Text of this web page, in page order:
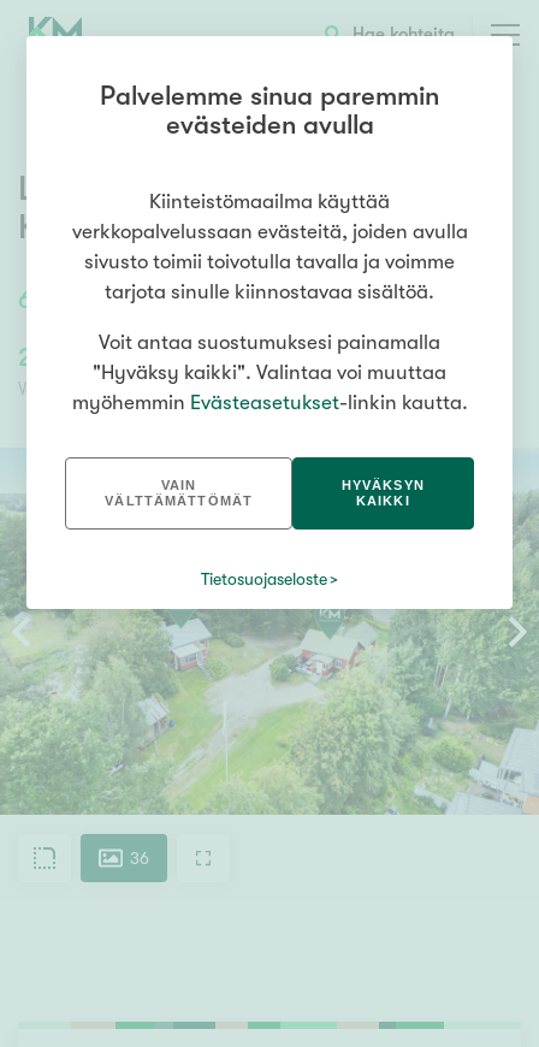
Hae kohteita
65 2h, keittiö ja saunarakennus
Lustbackantie 4,Överby
Kirkkonummi
239 000,00 €
Velaton hinta
239 000,00 €
36
Palvelemme sinua paremmin
evästeiden avulla
Kiinteistömaailma käyttää
verkkopalvelussaan evästeitä, joiden avulla
sivusto toimii toivotulla tavalla ja voimme
tarjota sinulle kiinnostavaa sisältöä.
Voit antaa suostumuksesi painamalla
"Hyväksy kaikki". Valintaa voi muuttaa
myöhemmin Evästeasetukset-linkin kautta.
VAIN
VÄLTTÄMÄTTÖMÄT
HYVÄKSYN
KAIKKI
Tietosuojaseloste